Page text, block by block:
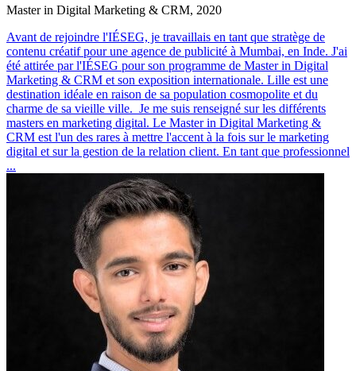
Master in Digital Marketing & CRM, 2020
Avant de rejoindre l'IÉSEG, je travaillais en tant que stratège de
contenu créatif pour une agence de publicité à Mumbai, en Inde. J'ai
été attirée par l'IÉSEG pour son programme de Master in Digital
Marketing & CRM et son exposition internationale. Lille est une
destination idéale en raison de sa population cosmopolite et du
charme de sa vieille ville. Je me suis renseigné sur les différents
masters en marketing digital. Le Master in Digital Marketing &
CRM est l'un des rares à mettre l'accent à la fois sur le marketing
digital et sur la gestion de la relation client. En tant que professionnel
...